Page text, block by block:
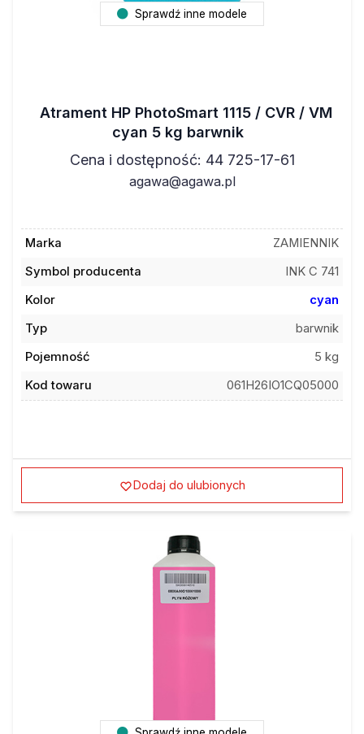
Sprawdź inne modele
Atrament HP PhotoSmart 1115 / CVR / VM
cyan 5 kg barwnik
Cena i dostępność: 44 725-17-61
agawa@agawa.pl
Marka
ZAMIENNIK
Symbol producenta
INK C 741
Kolor
cyan
Typ
barwnik
Pojemność
5 kg
Kod towaru
061H26IO1CQ05000
Dodaj do ulubionych